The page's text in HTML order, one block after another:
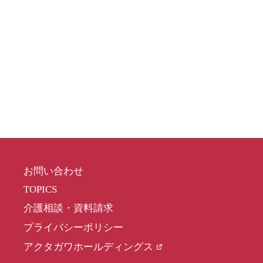
お問い合わせ
TOPICS
介護相談・資料請求
プライバシーポリシー
アクタガワホールディングス